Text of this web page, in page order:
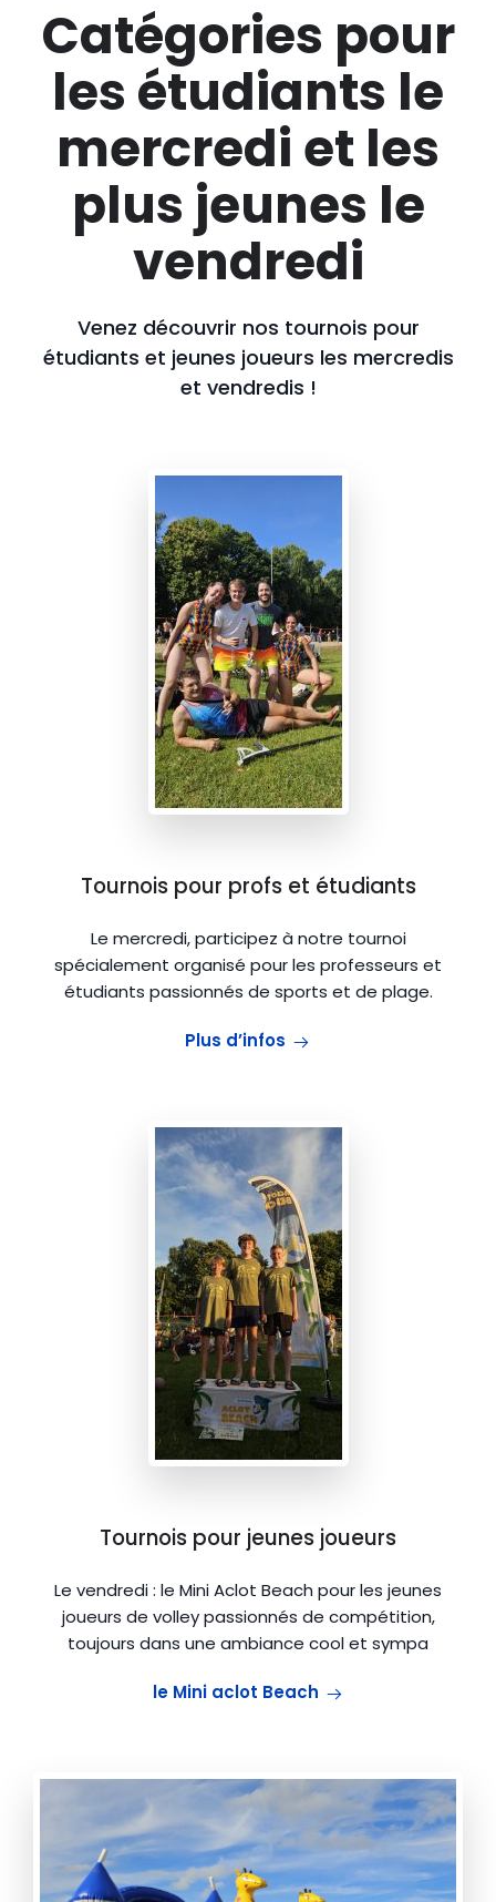
Catégories pour
les étudiants le
mercredi et les
plus jeunes le
vendredi
Venez découvrir nos tournois pour
étudiants et jeunes joueurs les mercredis
et vendredis !
Tournois pour profs et étudiants
Le mercredi, participez à notre tournoi
spécialement organisé pour les professeurs et
étudiants passionnés de sports et de plage.
Plus d’infos
Tournois pour jeunes joueurs
Le vendredi : le Mini Aclot Beach pour les jeunes
joueurs de volley passionnés de compétition,
toujours dans une ambiance cool et sympa
le Mini aclot Beach